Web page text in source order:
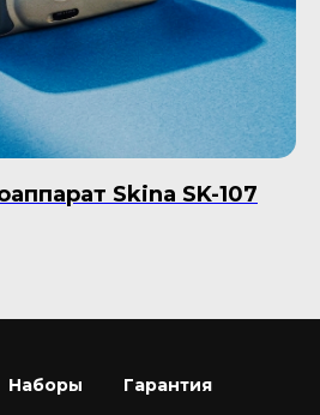
Skina SK-107
Наборы Гарантия